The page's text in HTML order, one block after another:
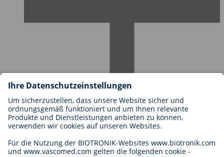
Karriere bei BIOTRONIK
Einstieg
Bewerbung
Karrierechancen